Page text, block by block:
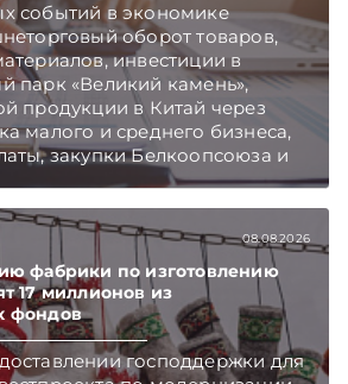
событий в экономике
оборот товаров,
инвестиции в
парк «Великий камень»,
продукции в Китай через
малого и среднего бизнеса,
закупки Белкоопсоюза и
автомобилей.
на Telegram‑канал и Viber.
Беларуси — раньше,
08.08.2026
фабрики по изготовлению
17 миллионов из
фондов
господдержки для